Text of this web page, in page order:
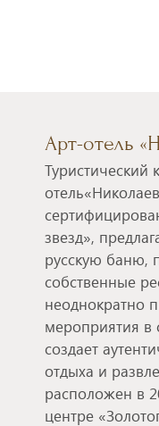
Арт-отель
Туристический
звезд»,
русскую баню,
собственные
неоднократно
мероприятия в
создает
отдыха и
расположен в
центре